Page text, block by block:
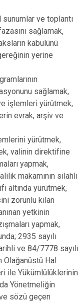
ve toplantı
sağlamak,
kabulünü
yerine
sağlamak,
işlemleri yürütmek,
evrak, arşiv ve
yürütmek,
valinin direktifine
yapmak,
makamının silahlı
altında yürütmek,
zorunlu kılan
yetkinin
yapmak,
2935 sayılı
ve 84/7778 sayılı
Olağanüstü Hal
ile Yükümlülüklerinin
Yönetmeliğin
sözü geçen